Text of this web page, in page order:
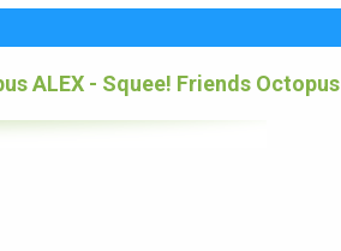
ALEX - Squee! Friends Octopus